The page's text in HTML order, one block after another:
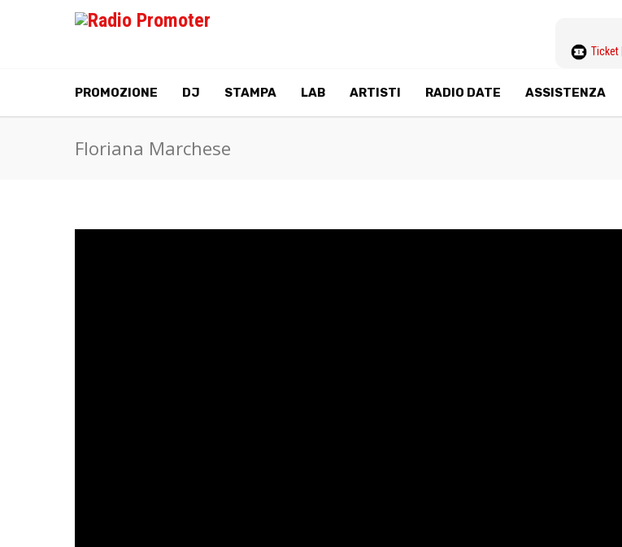
Ticket
PROMOZIONE DJ STAMPA LAB ARTISTI RADIO DATE ASSISTENZA
Floriana Marchese